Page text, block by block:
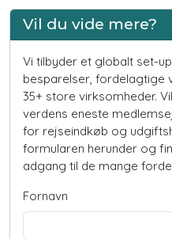
Vil du vide mere?
Vi tilbyder et globalt set-
besparelser, fordelagtige
35+ store virksomheder.
verdens eneste
for rejseindkøb og
formularen herunder og
adgang til de mange
Fornavn